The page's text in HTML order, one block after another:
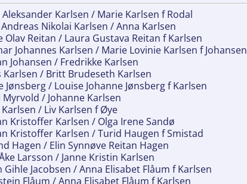
Aleksander Karlsen / Marie Karlsen f Rodal
Nikolai Karlsen / Anna Karlsen
Olav Reitan / Laura Gustava Reitan f Karlsen
Johannes Karlsen / Marie Lovinie Karlsen f Johansen
Johansen / Fredrikke Karlsen
Karlsen / Britt Brudeseth Karlsen
Jønsberg / Louise Johanne Jønsberg f Karlsen
Myrvold / Johanne Karlsen
Karlsen / Liv Karlsen f Øye
Kristoffer Karlsen / Olga Irene Sandø
Kristoffer Karlsen / Turid Haugen f Smistad
Hagen / Elin Synnøve Reitan Hagen
Larsson / Janne Kristin Karlsen
Gihle Jacobsen / Anna Elisabet Flåum f Karlsen
Flåum / Anna Elisabet Flåum f Karlsen